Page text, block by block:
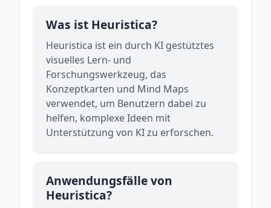
Was ist Heuristica?
Heuristica ist ein durch KI gestütztes
visuelles Lern- und
Forschungswerkzeug, das
Konzeptkarten und Mind Maps
verwendet, um Benutzern dabei zu
helfen, komplexe Ideen mit
Unterstützung von KI zu erforschen.
Anwendungsfälle von
Heuristica?